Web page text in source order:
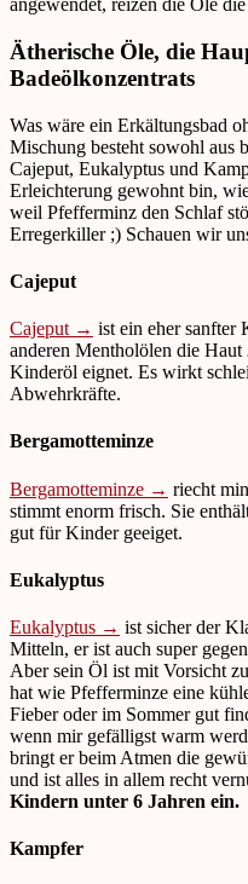
angewendet, reizen die Öle
Ätherische Öle, die
Badeölkonzentrats
Was wäre ein Erkältungsbad
Mischung besteht sowohl aus
Cajeput, Eukalyptus und
Erleichterung gewohnt bin,
weil Pfefferminz den Schlaf
Erregerkiller ;) Schauen wir
Cajeput
Cajeput → ist ein eher sanfter
anderen Mentholölen die Haut
Kinderöl eignet. Es wirkt
Abwehrkräfte.
Bergamotteminze
Bergamotteminze → riecht
stimmt enorm frisch. Sie
gut für Kinder geeiget.
Eukalyptus
Eukalyptus → ist sicher der
Mitteln, er ist auch super
Aber sein Öl ist mit Vorsicht
hat wie Pfefferminze eine
Fieber oder im Sommer gut
wenn mir gefälligst warm
bringt er beim Atmen die
und ist alles in allem recht
Kindern unter 6 Jahren ein.
Kampfer